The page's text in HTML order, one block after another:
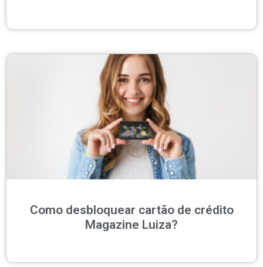
Como desbloquear cartão de crédito
Magazine Luiza?